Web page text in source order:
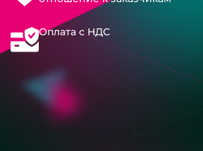
Оплата с НДС